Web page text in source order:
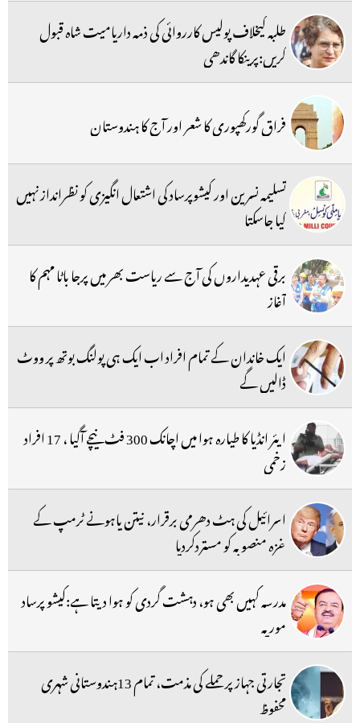
طلبہ کیخلاف پولیس کارروائی کی ذمہ داریامیت شاہ قبول
کریں:پرینکا گاندھی
فراق گورکھپوری کا شعر اور آج کا ہندوستان
تسلیمہ نسرین اور کیشوپرساد کی اشتعال انگیزی کو نظرانداز نہیں
کیا جاسکتا
برقی عہدیداروں کی آج سے ریاست بھر میں پرجا باٹا مہم کا
آغاز
ایک خاندان کے تمام افراد اب ایک ہی پولنگ بوتھ پر ووٹ
ڈالیں گے
ایئر انڈیا کا طیارہ ہوا میں اچانک 300 فٹ نیچے آگیا ، 17 افراد
زخمی
اسرائیل کی ہٹ دھرمی برقرار، نیتن یاہونے ٹرمپ کے
غزہ منصوبہ کو مستردکردیا
مدرسہ کہیں بھی ہو، دہشت گردی کو ہوا دیتا ہے:کیشو پرساد
موریہ
تجارتی جہاز پر حملے کی مذمت، تمام 13ہندوستانی شہری
محفوظ